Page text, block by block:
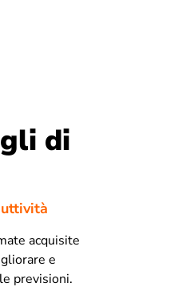
di
acquisite
e
previsioni.